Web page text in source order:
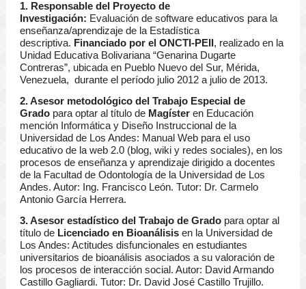
1. Responsable del Proyecto de
Investigación: Evaluación de software educativos para la
enseñanza/aprendizaje de la Estadística
descriptiva. Financiado por el ONCTI-PEII , realizado en la
Unidad Educativa Bolivariana “Genarina Dugarte
Contreras”, ubicada en Pueblo Nuevo del Sur, Mérida,
Venezuela, durante el período julio 2012 a julio de 2013.
2. Asesor metodológico del Trabajo Especial de
Gradopara optar al título de Magísteren Educación
mención Informática y Diseño Instruccional de la
Universidad de Los Andes: Manual Web para el uso
educativo de la web 2.0 (blog, wiki y redes sociales), en los
procesos de enseñanza y aprendizaje dirigido a docentes
de la Facultad de Odontología de la Universidad de Los
Andes. Autor: Ing. Francisco León. Tutor: Dr. Carmelo
Antonio García Herrera.
3. Asesor estadístico del Trabajo de Gradopara optar al
título de Licenciado en Bioanálisisen la Universidad de
Los Andes: Actitudes disfuncionales en estudiantes
universitarios de bioanálisis asociados a su valoración de
los procesos de interacción social. Autor: David Armando
Castillo Gagliardi. Tutor: Dr. David José Castillo Trujillo.